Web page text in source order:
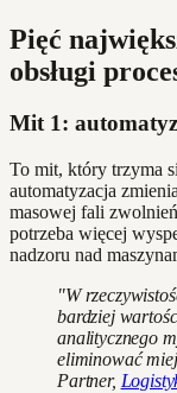
Pięć
obsługi
Mit 1:
To mit, który trzyma
automatyzacja
masowej fali
potrzeba więcej
nadzoru nad
"W
bardziej
analitycznego
eliminować
Partner,